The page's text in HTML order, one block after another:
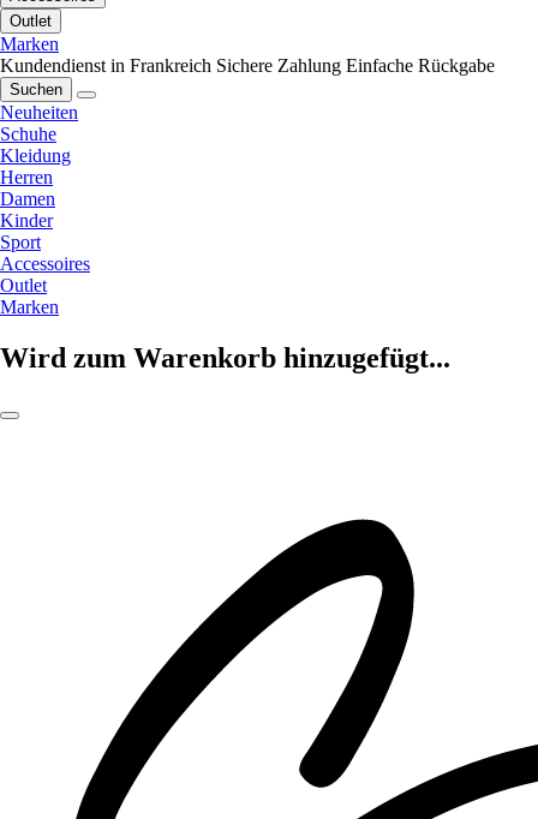
Outlet
Marken
Kundendienst in Frankreich Sichere Zahlung Einfache Rückgabe
Suchen
Neuheiten
Schuhe
Kleidung
Herren
Damen
Kinder
Sport
Accessoires
Outlet
Marken
Wird zum Warenkorb hinzugefügt...